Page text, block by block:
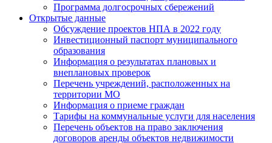
Программа долгосрочных сбережений
Открытые данные
Обсуждение проектов НПА в 2022 году
Инвестиционный паспорт муниципального
образования
Информация о результатах плановых и
внеплановых проверок
Перечень учреждений, расположенных на
территории МО
Информация о приеме граждан
Тарифы на коммунальные услуги для населения
Перечень объектов на право заключения
договоров аренды объектов недвижимости